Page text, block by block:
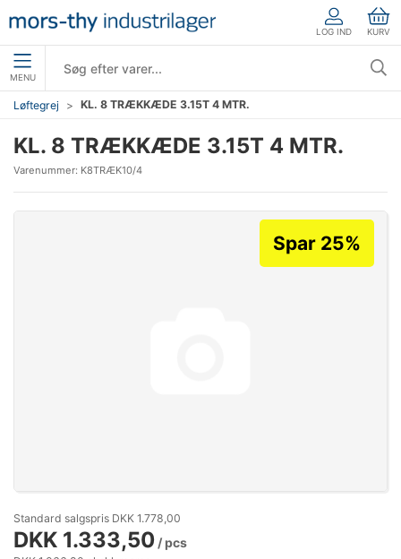
LOG IND KURV
MENU
Løftegrej KL. 8 TRÆKKÆDE 3.15T 4 MTR.
KL. 8 TRÆKKÆDE 3.15T 4 MTR.
Varenummer: K8TRÆK10/4
Spar 25%
Standard salgspris DKK 1.778,00
DKK 1.333,50 / pcs